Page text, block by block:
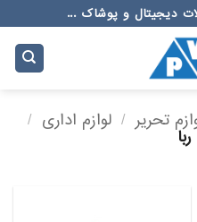
دیجیتال و پوشاک ...
تحریر / لوازم اداری /